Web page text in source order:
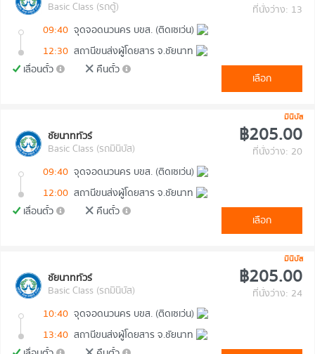
Basic Class (รถตู้)
ที่นั่งว่าง: 13
09:40 จุดจอดนวนคร บขส. (ติดเซเว่น)
12:30 สถานีขนส่งผู้โดยสาร จ.ชัยนาท
เลื่อนตั๋ว
คืนตั๋ว
เลือก
มินิบัส
ชัยนาททัวร์
Basic Class (รถมินิบัส)
฿205.00
ที่นั่งว่าง: 20
09:40 จุดจอดนวนคร บขส. (ติดเซเว่น)
12:00 สถานีขนส่งผู้โดยสาร จ.ชัยนาท
เลื่อนตั๋ว
คืนตั๋ว
เลือก
มินิบัส
ชัยนาททัวร์
Basic Class (รถมินิบัส)
฿205.00
ที่นั่งว่าง: 24
10:40 จุดจอดนวนคร บขส. (ติดเซเว่น)
13:40 สถานีขนส่งผู้โดยสาร จ.ชัยนาท